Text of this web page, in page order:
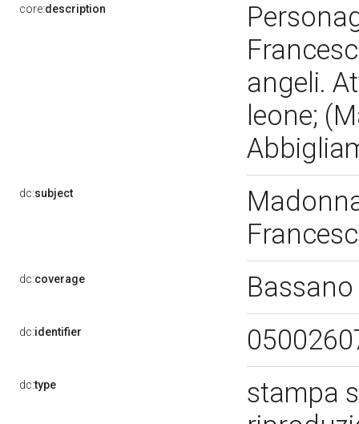
core:description
angeli.
leone;
dc:subject
dc:coverage
dc:identifier
dc:type
stampa